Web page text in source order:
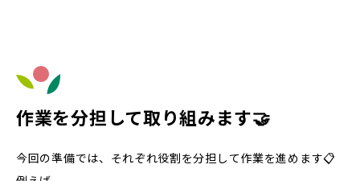
作業を分担して取り組みます🤝
今回の準備では、それぞれ役割を分担して作業を進めます📋